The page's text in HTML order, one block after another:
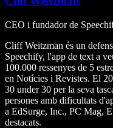
CEO i fundador de
Cliff Weitzman és un
Speechify, l'app de text a
100.000 ressenyes de 5
en Notícies i Revistes. El
30 under 30 per la seva
persones amb dificultats
a EdSurge, Inc., PC Mag,
destacats.